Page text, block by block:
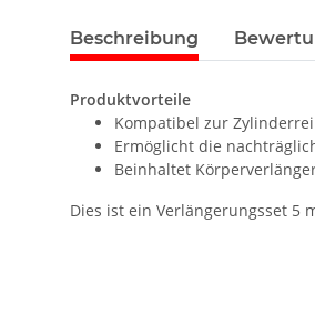
Beschreibung
Produktvorteile
Kompatibel zur
Ermöglicht die
Beinhaltet
Dies ist ein Verlängerungsset 5